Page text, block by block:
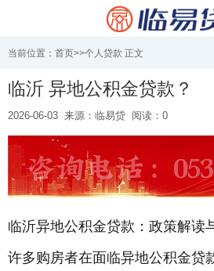
当前位置： 首页>>个人贷款 正文
临沂 异地公积金贷款？
2026-06-03 来源：临易贷 阅读：0
临沂异地公积金贷款：政策解读
许多购房者在面临异地公积金贷